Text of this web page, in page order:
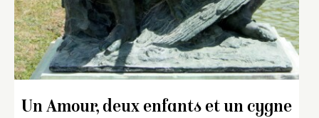
Un Amour, deux enfants et un cygne